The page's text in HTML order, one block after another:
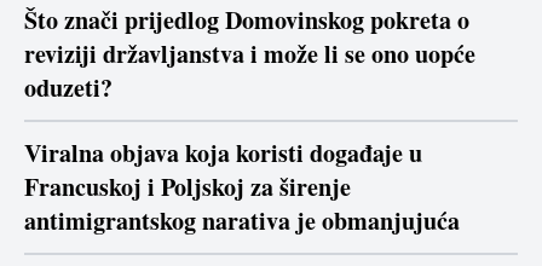
Što znači prijedlog Domovinskog pokreta o
reviziji državljanstva i može li se ono uopće
oduzeti?
Viralna objava koja koristi događaje u
Francuskoj i Poljskoj za širenje
antimigrantskog narativa je obmanjujuća